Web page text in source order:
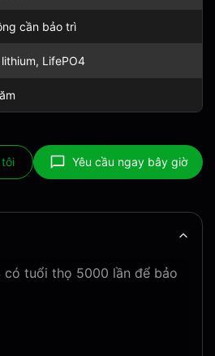
cần bảo trì
lithium, LifePO4
Yêu cầu ngay bây giờ
có tuổi thọ 5000 lần để bảo